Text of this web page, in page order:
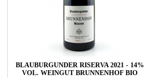
BLAUBURGUNDER RISERVA 2021 - 14%
VOL. WEINGUT BRUNNENHOF BIO